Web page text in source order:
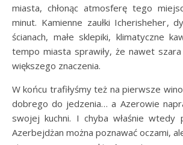
miasta, chłonąc atmosferę tego
minut. Kamienne zaułki Icherisheher,
ścianach, małe sklepiki, klimatyczne
tempo miasta sprawiły, że nawet szara
większego znaczenia.
W końcu trafiłyśmy też na pierwsze
dobrego do jedzenia… a Azerowie
swojej kuchni. I chyba właśnie wtedy
Azerbejdżan można poznawać oczami,